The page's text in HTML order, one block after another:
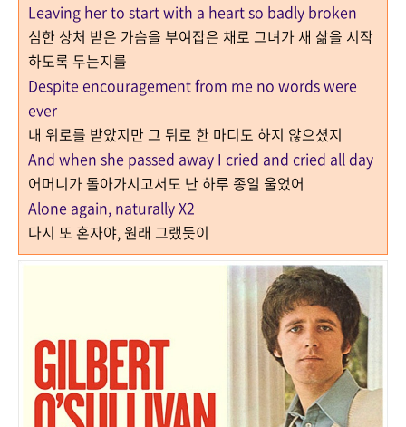
Leaving her to start with a heart so badly broken
심한 상처 받은 가슴을 부여잡은 채로 그녀가 새 삶을 시작
하도록 두는지를
Despite encouragement from me no words were
ever
내 위로를 받았지만 그 뒤로 한 마디도 하지 않으셨지
And when she passed away I cried and cried all day
어머니가 돌아가시고서도 난 하루 종일 울었어
Alone again, naturally X2
다시 또 혼자야, 원래 그랬듯이